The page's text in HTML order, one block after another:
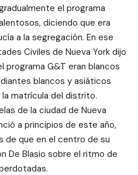
el programa
diciendo que era
a la segregación. En ese
Civiles de Nueva York dijo
programa G&T eran blancos
blancos y asiáticos
matrícula del distrito.
de la ciudad de Nueva
a principios de este año,
de que en el centro de su
De Blasio sobre el ritmo de